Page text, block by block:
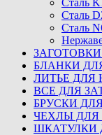
Сталь
Сталь
БЛАНКИ
ЛИТЬЕ ДЛЯ
ВСЕ ДЛЯ
БРУСКИ
ЧЕХЛЫ
ШКАТУЛКИ